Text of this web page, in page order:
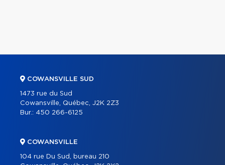
COWANSVILLE SUD
1473 rue du Sud
Cowansville, Québec, J2K 2Z3
Bur.: 450 266-6125
COWANSVILLE
104 rue Du Sud, bureau 210